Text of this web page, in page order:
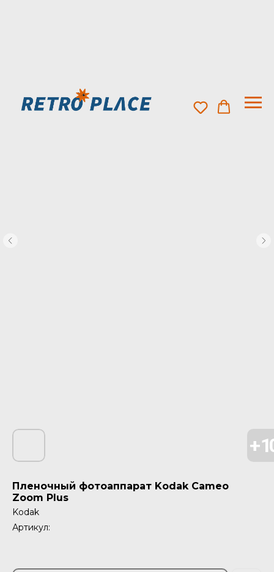
Пленочный фотоаппарат Kodak Cameo
Zoom Plus
Kodak
Артикул: